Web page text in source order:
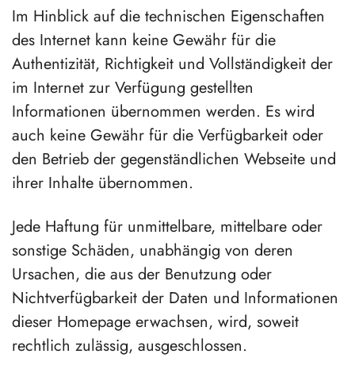
Im Hinblick auf die technischen Eigenschaften
des Internet kann keine Gewähr für die
Authentizität, Richtigkeit und Vollständigkeit der
im Internet zur Verfügung gestellten
Informationen übernommen werden. Es wird
auch keine Gewähr für die Verfügbarkeit oder
den Betrieb der gegenständlichen Webseite und
ihrer Inhalte übernommen.
Jede Haftung für unmittelbare, mittelbare oder
sonstige Schäden, unabhängig von deren
Ursachen, die aus der Benutzung oder
Nichtverfügbarkeit der Daten und Informationen
dieser Homepage erwachsen, wird, soweit
rechtlich zulässig, ausgeschlossen.